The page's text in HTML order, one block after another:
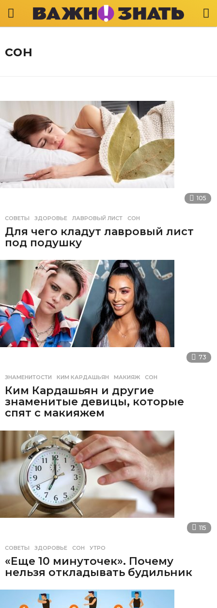
сон
105
СОВЕТЫ ЗДОРОВЬЕ ,ЛАВРОВЫЙ ЛИСТ ,СОН
Для чего кладут лавровый лист
под подушку
73
ЗНАМЕНИТОСТИ КИМ КАРДАШЬЯН ,МАКИЯЖ ,СОН
Ким Кардашьян и другие
знаменитые девицы, которые
спят с макияжем
115
СОВЕТЫ ЗДОРОВЬЕ ,СОН ,УТРО
«Еще 10 минуточек». Почему
нельзя откладывать будильник